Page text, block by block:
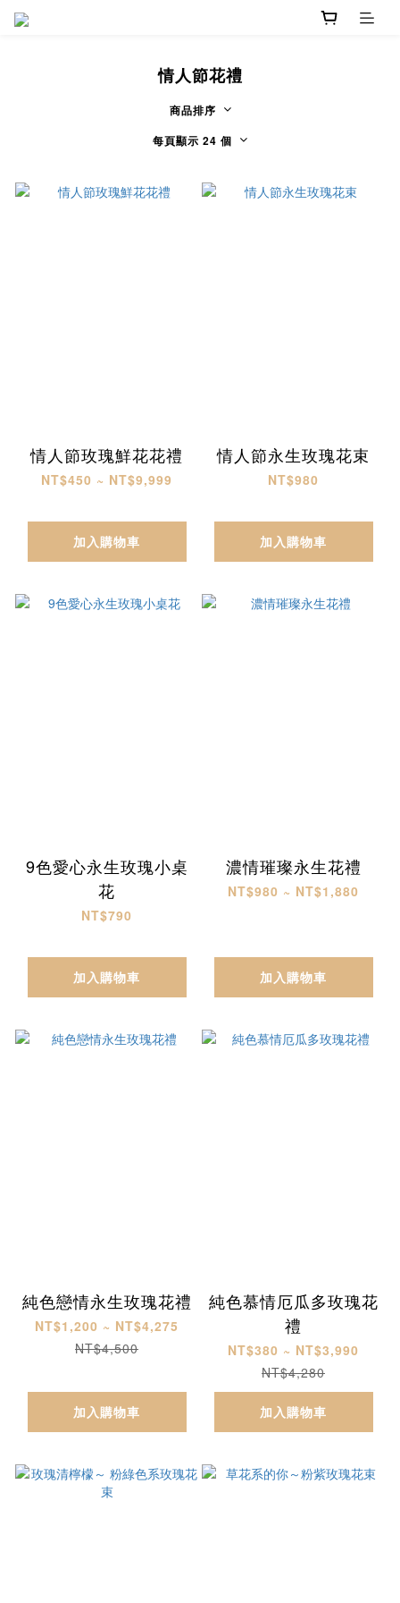
情人節花禮
商品排序
每頁顯示 24 個
情人節玫瑰鮮花花禮
NT$450 ~ NT$9,999
加入購物車
情人節永生玫瑰花束
NT$980
加入購物車
9色愛心永生玫瑰小桌
花
NT$790
加入購物車
濃情璀璨永生花禮
NT$980 ~ NT$1,880
加入購物車
純色戀情永生玫瑰花禮
NT$1,200 ~ NT$4,275
NT$4,500
加入購物車
純色慕情厄瓜多玫瑰花
禮
NT$380 ~ NT$3,990
NT$4,280
加入購物車